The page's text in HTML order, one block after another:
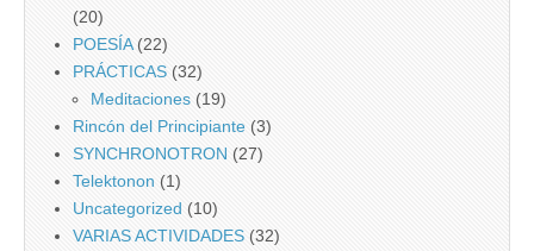
(20)
POESÍA(22)
PRÁCTICAS (32)
Meditaciones (19)
Rincón del Principiante (3)
SYNCHRONOTRON (27)
Telektonon (1)
Uncategorized (10)
VARIAS ACTIVIDADES (32)